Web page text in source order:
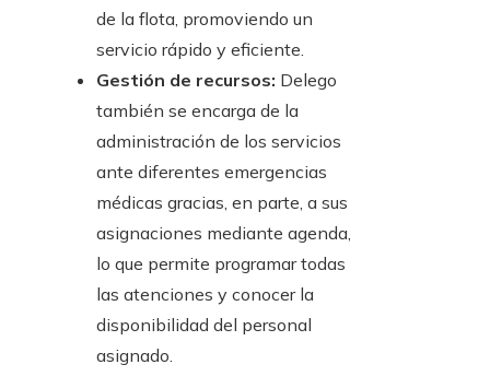
de la flota, promoviendo un
servicio rápido y eficiente.
Gestión de recursos: Delego
también se encarga de la
administración de los servicios
ante diferentes emergencias
médicas gracias, en parte, a sus
asignaciones mediante agenda,
lo que permite programar todas
las atenciones y conocer la
disponibilidad del personal
asignado.